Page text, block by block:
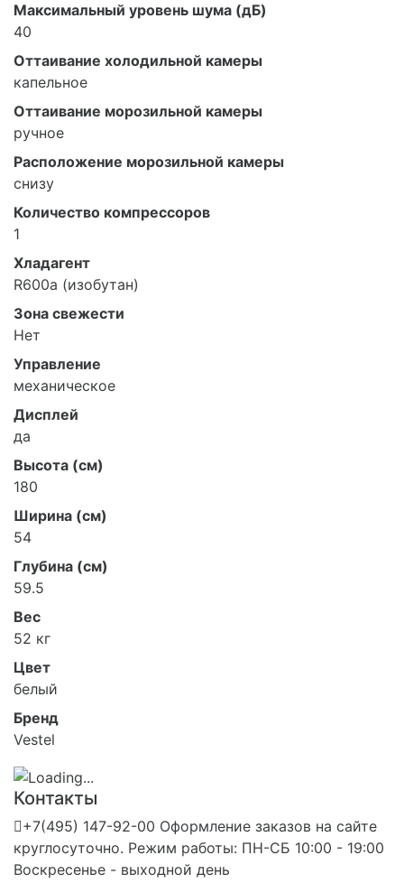
Максимальный уровень шума (дБ)
40
Оттаивание холодильной камеры
капельное
Оттаивание морозильной камеры
ручное
Расположение морозильной камеры
снизу
Количество компрессоров
1
Хладагент
R600a (изобутан)
Зона свежести
Нет
Управление
механическое
Дисплей
да
Высота (см)
180
Ширина (см)
54
Глубина (см)
59.5
Вес
52 кг
Цвет
белый
Бренд
Vestel
Контакты
+7(495) 147-92-00 Оформление заказов на сайте
круглосуточно. Режим работы: ПН-СБ 10:00 - 19:00
Воскресенье - выходной день